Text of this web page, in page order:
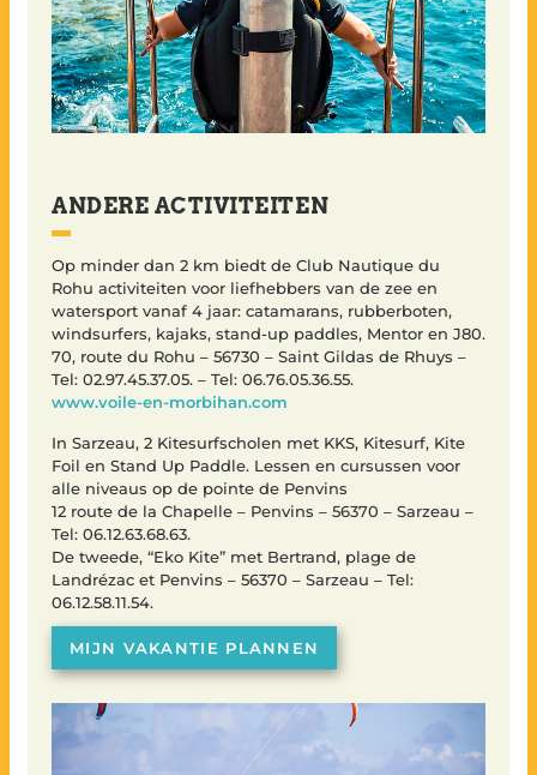
ANDERE ACTIVITEITEN
Op minder dan 2 km biedt de Club Nautique du
Rohu activiteiten voor liefhebbers van de zee en
watersport vanaf 4 jaar: catamarans, rubberboten,
windsurfers, kajaks, stand-up paddles, Mentor en J80.
70, route du Rohu – 56730 – Saint Gildas de Rhuys –
Tel: 02.97.45.37.05. – Tel: 06.76.05.36.55.
www.voile-en-morbihan.com
In Sarzeau, 2 Kitesurfscholen met KKS, Kitesurf, Kite
Foil en Stand Up Paddle. Lessen en cursussen voor
alle niveaus op de pointe de Penvins
12 route de la Chapelle – Penvins – 56370 – Sarzeau –
Tel: 06.12.63.68.63.
De tweede, “Eko Kite” met Bertrand, plage de
Landrézac et Penvins – 56370 – Sarzeau – Tel:
06.12.58.11.54.
MIJN VAKANTIE PLANNEN